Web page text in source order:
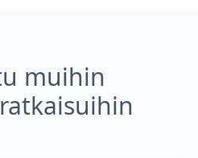
muihin